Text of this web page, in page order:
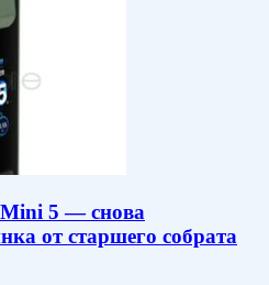
Mini 5 — снова
от старшего собрата